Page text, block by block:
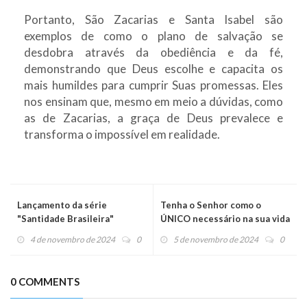
Portanto, São Zacarias e Santa Isabel são
exemplos de como o plano de salvação se
desdobra através da obediência e da fé,
demonstrando que Deus escolhe e capacita os
mais humildes para cumprir Suas promessas. Eles
nos ensinam que, mesmo em meio a dúvidas, como
as de Zacarias, a graça de Deus prevalece e
transforma o impossível em realidade.
Lançamento da série
"Santidade Brasileira"
4 de novembro de 2024 0
Tenha o Senhor como o
ÚNICO necessário na sua vida
dia (06/11/24)
5 de novembro de 2024 0
0 COMMENTS